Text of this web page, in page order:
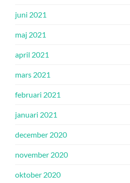
juni 2021
maj 2021
april 2021
mars 2021
februari 2021
januari 2021
december 2020
november 2020
oktober 2020